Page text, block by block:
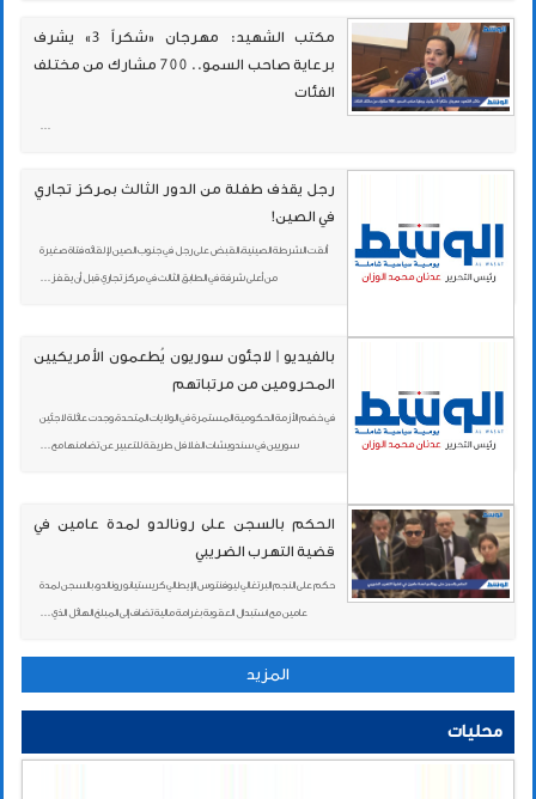
مكتب الشهيد: مهرجان «شكراً 3» يشرف
برعاية صاحب السمو.. 700 مشارك من مختلف
الفئات
...
رجل يقذف طفلة من الدور الثالث بمركز تجاري
في الصين!
ألقت الشرطة الصينية، القبض على رجل في جنوب الصين لإلقائه فتاة صغيرة
من أعلى شرفة في الطابق الثالث في مركز تجاري قبل أن يقفز ...
بالفيديو | لاجئون سوريون يُطعمون الأمريكيين
المحرومين من مرتباتهم
في خضم الأزمة الحكومية المستمرة في الولايات المتحدة، وجدت عائلة لاجئين
سوريين في سندويشات الفلافل طريقة للتعبير عن تضامنها مع ...
الحكم بالسجن على رونالدو لمدة عامين في
قضية التهرب الضريبي
حكم على النجم البرتغالي ليوفنتوس الإيطالي كريستيانو رونالدو، بالسجن لمدة
عامين مع استبدال العقوبة بغرامة مالية تضاف إلى المبلغ الهائل الذي ...
المزيد
محليات